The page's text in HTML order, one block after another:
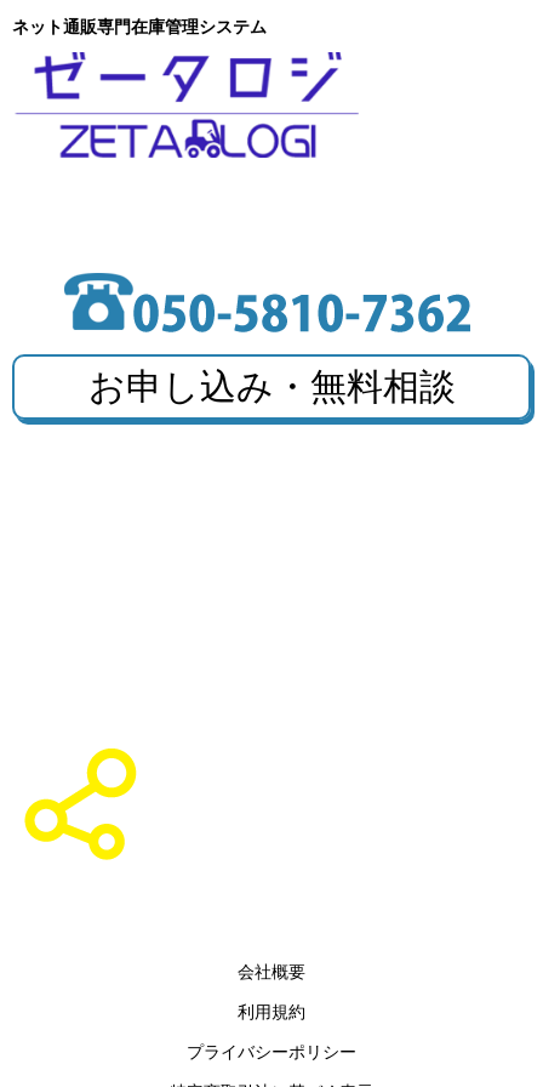
ネット通販専門在庫管理システム
お申し込み・無料相談
会社概要
利用規約
プライバシーポリシー